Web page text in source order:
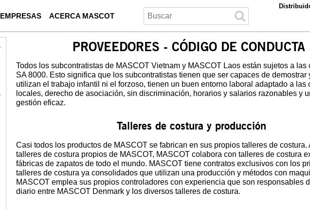
EMPRESAS ACERCA MASCOT
PROVEEDORES - CÓDIGO DE CONDUCTA
Todos los subcontratistas de MASCOT Vietnam y MASCOT Laos están sujetos a las
SA 8000. Esto significa que los subcontratistas tienen que ser capaces de demostrar
utilizan el trabajo infantil ni el forzoso, tienen un buen entorno laboral adaptado a las
locales, derecho de asociación, sin discriminación, horarios y salarios razonables y
gestión eficaz.
Talleres de costura y producción
Casi todos los productos de MASCOT se fabrican en sus propios talleres de costura.
talleres de costura propios de MASCOT, MASCOT colabora con talleres de costura
fábricas de zapatos de todo el mundo. MASCOT tiene contratos exclusivos con los
talleres de costura ya consolidados que utilizan una producción y métodos con
MASCOT emplea sus propios controladores con experiencia que son responsables
diario entre MASCOT Denmark y los diversos talleres de costura.